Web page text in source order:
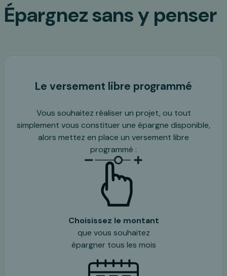
Épargnez sans y penser
Le versement libre programmé
Vous souhaitez réaliser un projet, ou tout
simplement vous constituer une épargne disponible,
alors mettez en place un versement libre
programmé :
Choisissez le montant
que vous souhaitez
épargner tous les mois